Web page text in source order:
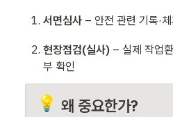
서면심사 – 안전 관련 기록·체
현장점검(실사) – 실제 작업
부 확인
💡 왜 중요한가?